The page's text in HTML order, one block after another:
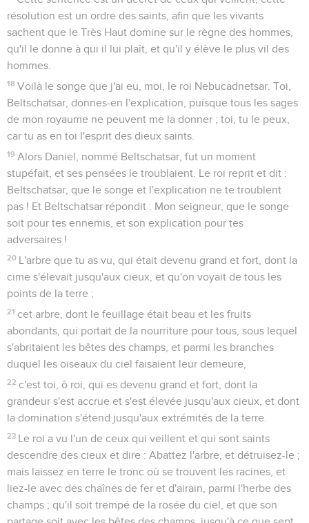
résolution est un ordre des saints, afin que les vivants
sachent que le Très Haut domine sur le règne des hommes,
qu'il le donne à qui il lui plaît, et qu'il y élève le plus vil des
hommes.
18 Voilà le songe que j'ai eu, moi, le roi Nebucadnetsar. Toi,
Beltschatsar, donnes-en l'explication, puisque tous les sages
de mon royaume ne peuvent me la donner ; toi, tu le peux,
car tu as en toi l'esprit des dieux saints.
19 Alors Daniel, nommé Beltschatsar, fut un moment
stupéfait, et ses pensées le troublaient. Le roi reprit et dit :
Beltschatsar, que le songe et l'explication ne te troublent
pas ! Et Beltschatsar répondit : Mon seigneur, que le songe
soit pour tes ennemis, et son explication pour tes
adversaires !
20 L'arbre que tu as vu, qui était devenu grand et fort, dont la
cime s'élevait jusqu'aux cieux, et qu'on voyait de tous les
points de la terre ;
21 cet arbre, dont le feuillage était beau et les fruits
abondants, qui portait de la nourriture pour tous, sous lequel
s'abritaient les bêtes des champs, et parmi les branches
duquel les oiseaux du ciel faisaient leur demeure,
22 c'est toi, ô roi, qui es devenu grand et fort, dont la
grandeur s'est accrue et s'est élevée jusqu'aux cieux, et dont
la domination s'étend jusqu'aux extrémités de la terre.
23 Le roi a vu l'un de ceux qui veillent et qui sont saints
descendre des cieux et dire : Abattez l'arbre, et détruisez-le ;
mais laissez en terre le tronc où se trouvent les racines, et
liez-le avec des chaînes de fer et d'airain, parmi l'herbe des
champs ; qu'il soit trempé de la rosée du ciel, et que son